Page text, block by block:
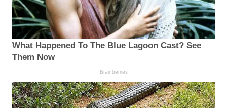
What Happened To The Blue Lagoon Cast? See
Them Now
Brainberries